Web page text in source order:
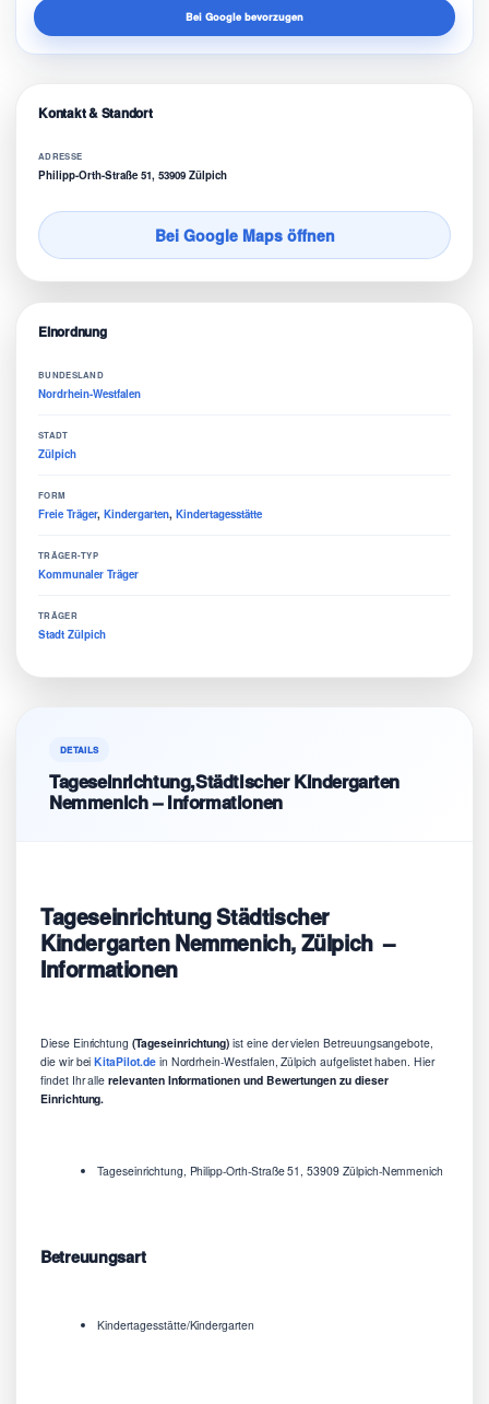
Bei Google bevorzugen
Kontakt & Standort
ADRESSE
Philipp-Orth-Straße 51, 53909 Zülpich
Bei Google Maps öffnen
Einordnung
BUNDESLAND
Nordrhein-Westfalen
STADT
Zülpich
FORM
Freie Träger, Kindergarten, Kindertagesstätte
TRÄGER-TYP
Kommunaler Träger
TRÄGER
Stadt Zülpich
DETAILS
Tageseinrichtung,Städtischer Kindergarten
Nemmenich – Informationen
TageseinrichtungStädtischer
Kindergarten Nemmenich, Zülpich –
Informationen
Diese Einrichtung (Tageseinrichtung) ist eine der vielen Betreuungsangebote,
die wir beiKitaPilot.dein Nordrhein-Westfalen, Zülpich aufgelistet haben. Hier
findet Ihr alle relevanten Informationen und Bewertungen zu dieser
Einrichtung.
Tageseinrichtung, Philipp-Orth-Straße 51, 53909 Zülpich-Nemmenich
Betreuungsart
Kindertagesstätte/Kindergarten